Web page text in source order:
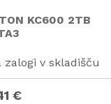
KC600 2TB
zalogi v skladišču
€